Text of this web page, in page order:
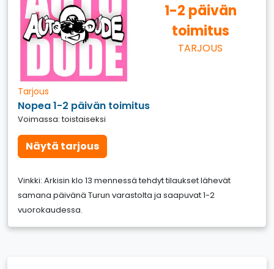
1-2 päivän
toimitus
TARJOUS
Tarjous
Nopea 1-2 päivän toimitus
Voimassa: toistaiseksi
Näytä tarjous
Vinkki: Arkisin klo 13 mennessä tehdyt tilaukset lähevät
samana päivänä Turun varastolta ja saapuvat 1-2
vuorokaudessa.